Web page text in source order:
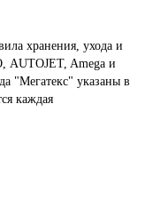
хранения, ухода и
AUTOJET, Amega и
"Мегатекс" указаны в
каждая